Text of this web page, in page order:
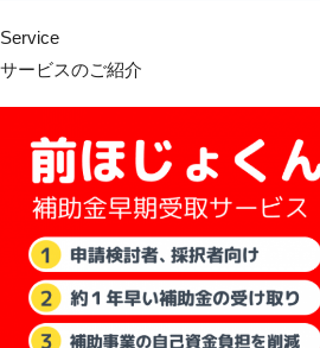
Service
サービスのご紹介